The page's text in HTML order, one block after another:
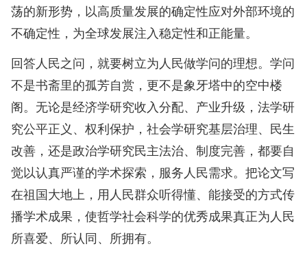
荡的新形势，以高质量发展的确定性应对外部环境的
不确定性，为全球发展注入稳定性和正能量。
回答人民之问，就要树立为人民做学问的理想。学问
不是书斋里的孤芳自赏，更不是象牙塔中的空中楼
阁。无论是经济学研究收入分配、产业升级，法学研
究公平正义、权利保护，社会学研究基层治理、民生
改善，还是政治学研究民主法治、制度完善，都要自
觉以认真严谨的学术探索，服务人民需求。把论文写
在祖国大地上，用人民群众听得懂、能接受的方式传
播学术成果，使哲学社会科学的优秀成果真正为人民
所喜爱、所认同、所拥有。